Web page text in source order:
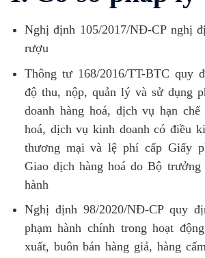
Nghị định 105/2017/NĐ-CP nghị
rượu
Thông tư 168/2016/TT-BTC quy
độ thu, nộp, quản lý và sử dụng
doanh hàng hoá, dịch vụ hạn
hoá, dịch vụ kinh doanh có điều
thương mại và lệ phí cấp Giấy
Giao dịch hàng hoá do Bộ
hành
Nghị định 98/2020/NĐ-CP quy
phạm hành chính trong hoạt
xuất, buôn bán hàng giả, hàng